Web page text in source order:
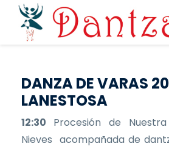
Pasar al contenido principal
DANZA DE VARAS
LANESTOSA
12:30 Procesión de
Nieves acompañada de